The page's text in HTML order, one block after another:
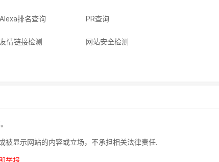
Alexa排名查询 PR查询
友情链接检测 网站安全检测
被显示网站的内容或立场，不承担相关法律责任.